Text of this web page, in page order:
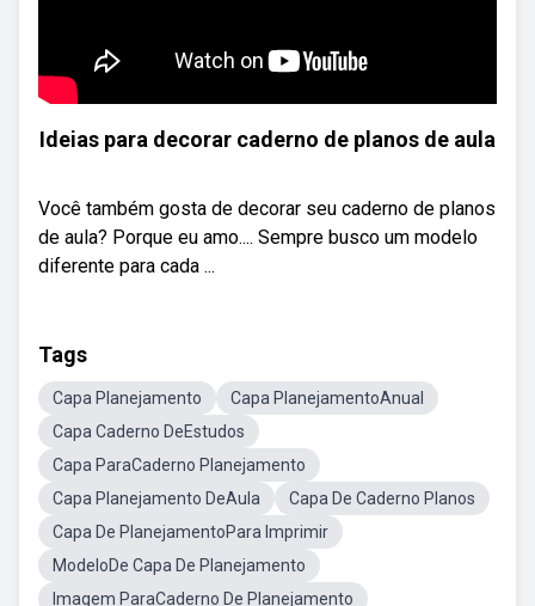
Ideias para decorar caderno de planos de aula
Você também gosta de decorar seu caderno de planos
de aula? Porque eu amo.... Sempre busco um modelo
diferente para cada ...
Tags
Capa Planejamento
Capa PlanejamentoAnual
Capa Caderno DeEstudos
Capa ParaCaderno Planejamento
Capa Planejamento DeAula
Capa De Caderno Planos
Capa De PlanejamentoPara Imprimir
ModeloDe Capa De Planejamento
Imagem ParaCaderno De Planejamento